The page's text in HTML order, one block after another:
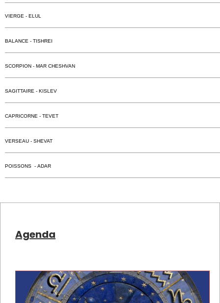
VIERGE - ELUL
BALANCE - TISHREI
SCORPION - MAR CHESHVAN
SAGITTAIRE - KISLEV
CAPRICORNE - TEVET
VERSEAU - SHEVAT
POISSONS - ADAR
Agenda